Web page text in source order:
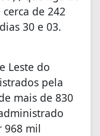
de 242
30 e 03.
Leste do
pela
mais de 830
968 mil